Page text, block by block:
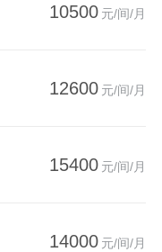
10500 元/间/月
12600 元/间/月
15400 元/间/月
14000 元/间/月